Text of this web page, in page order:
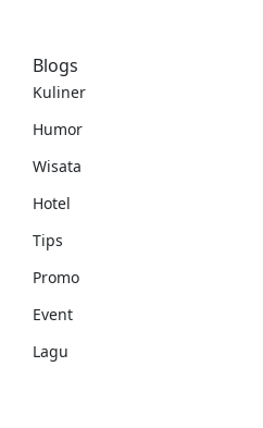
Blogs
Kuliner
Humor
Wisata
Hotel
Tips
Promo
Event
Lagu